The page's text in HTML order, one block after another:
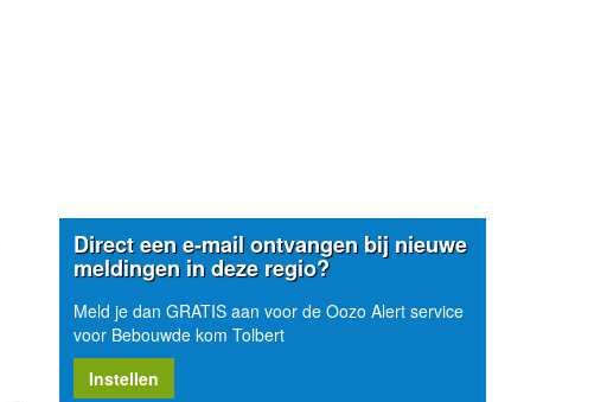
Direct een e-mail ontvangen bij nieuwe
meldingen in deze regio?
Meld je dan GRATIS aan voor de Oozo Alert service
voor Bebouwde kom Tolbert
Instellen